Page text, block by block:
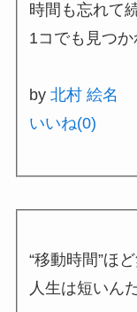
時間も忘れて
1コでも見つ
by北村 絵名
いいね(0)
“移動時間”ほ
人生は短いん